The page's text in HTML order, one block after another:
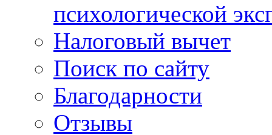
психологической
Налоговый вычет
Поиск по сайту
Благодарности
Отзывы